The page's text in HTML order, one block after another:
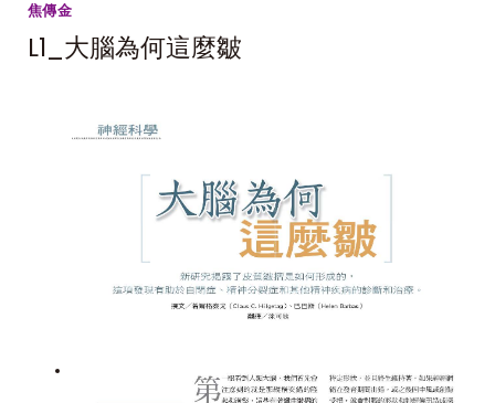
焦傳金
L1_大腦為何這麼皺